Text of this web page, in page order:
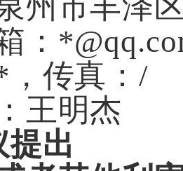
州市丰泽
：
，传真：/
王明杰
提出